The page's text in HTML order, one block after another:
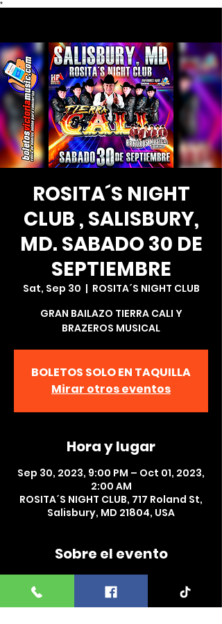
*
ROSITA´S NIGHT
CLUB , SALISBURY,
MD. SABADO 30 DE
SEPTIEMBRE
Sat, Sep 30
  |
ROSITA´S NIGHT CLUB
GRAN BAILAZO TIERRA CALI Y
BRAZEROS MUSICAL
BOLETOS SOLO EN TAQUILLA
Mirar otros eventos
Hora y lugar
Sep 30, 2023, 9:00 PM – Oct 01, 2023,
2:00 AM
ROSITA´S NIGHT CLUB, 717 Roland St,
Salisbury, MD 21804, USA
Sobre el evento
MUSICAL Y DJ PETER  EN ROSITA´S
NIGHT CLUB , SALISBURY, MD. SABADO